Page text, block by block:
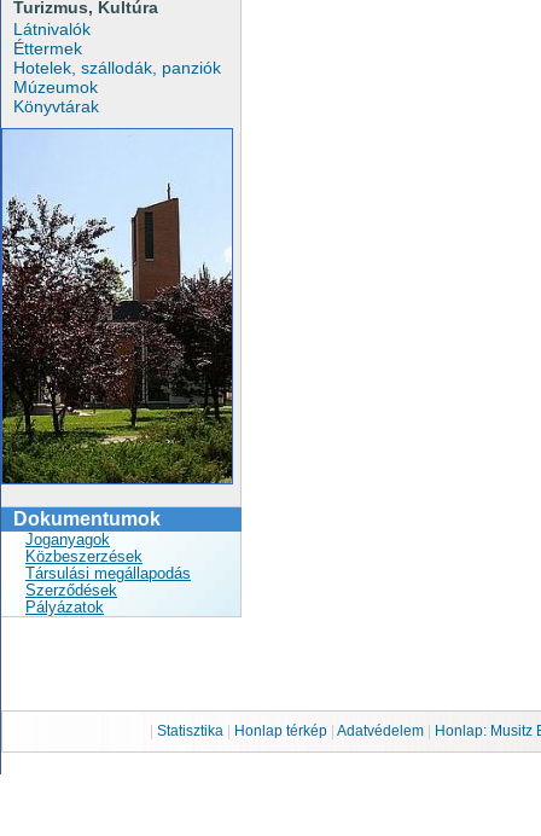
Turizmus, Kultúra
Látnivalók
Éttermek
Hotelek, szállodák, panziók
Múzeumok
Könyvtárak
Dokumentumok
Joganyagok
Közbeszerzések
Társulási megállapodás
Szerződések
Pályázatok
Statisztika Honlap térkép Adatvédelem| Honlap: Musitz